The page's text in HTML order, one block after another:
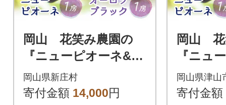
岡山 花笑み農園の
『ニューピオーネ&オ
ーロラブラック』1kg
(2房) PA-1
岡山県新庄村
寄付金額 14,000円
岡山 花
『ニュ
ーロラ
(2房)
岡山県津山
寄付金額